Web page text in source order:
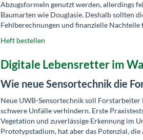
Abzugsformeln genutzt werden, allerdings
Baumarten wie Douglasie. Deshalb sollten
Fehlberechnungen und finanzielle
Heft bestellen
Digitale Lebensretter im
Wie neue Sensortechnik die
Neue UWB-Sensortechnik soll
schwere Unfälle verhindern. Erste
Vegetation und zuverlässige Erkennung im
Prototypstadium, hat aber das Potenzial,